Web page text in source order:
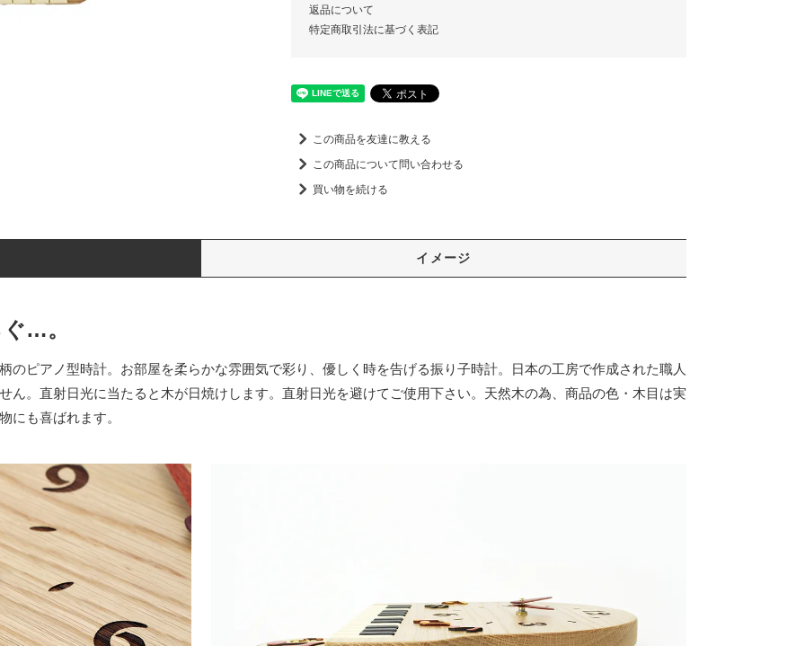
返品について
特定商取引法に基づく表記
この商品を友達に教える
この商品について問い合わせる
買い物を続ける
イメージ
…。
のピアノ型時計。お部屋を柔らかな雰囲気で彩り、優しく時を告げる振り子時計。日本の工房で作成された職人
ん。直射日光に当たると木が日焼けします。直射日光を避けてご使用下さい。天然木の為、商品の色・木目は実
にも喜ばれます。